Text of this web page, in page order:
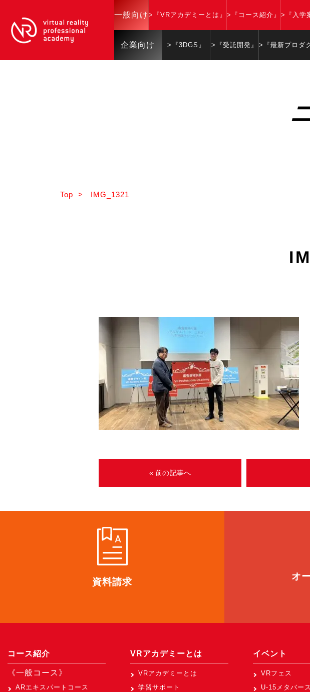
一般向け >『VRアカデミーとは』 >『コース紹介』 >『入学
企業向け >『3DGS』 >『受託開発』 >『最新プロダ
Top > IMG_1321
« 前の記事へ
資料請求 オ
コース紹介
《一般コース》
ARエキスパートコース
VRアカデミーとは
VRアカデミーとは
学習サポート
イベント
VRフェス
U-15メタバー